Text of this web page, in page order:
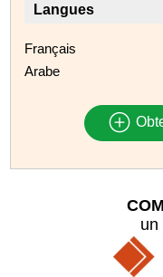
Langues
Français
Arabe
un